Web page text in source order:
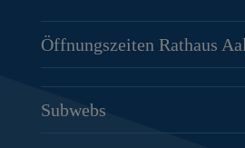
Öffnungszeiten Rathaus
Subwebs